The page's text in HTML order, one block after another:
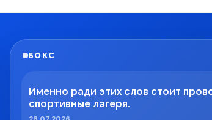
БОКС
Именно ради этих слов стоит
спортивные лагеря.